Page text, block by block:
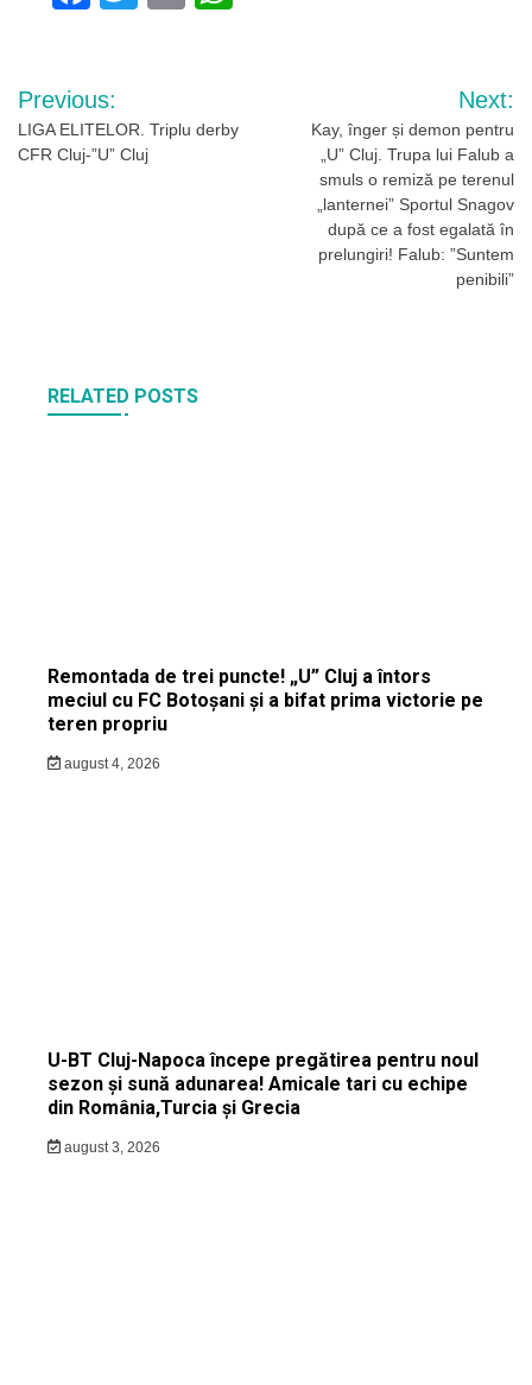
Navigare
în
Previous:
LIGA ELITELOR. Triplu derby
CFR Cluj-”U” Cluj
Next:
Kay, înger și demon pentru
„U” Cluj. Trupa lui Falub a
smuls o remiză pe terenul
„lanternei” Sportul Snagov
după ce a fost egalată în
prelungiri! Falub: ”Suntem
penibili”
RELATED POSTS
Remontada de trei puncte! „U” Cluj a întors
meciul cu FC Botoșani și a bifat prima victorie pe
teren propriu
august 4, 2026
U-BT Cluj-Napoca începe pregătirea pentru noul
sezon și sună adunarea! Amicale tari cu echipe
din România,Turcia și Grecia
august 3, 2026